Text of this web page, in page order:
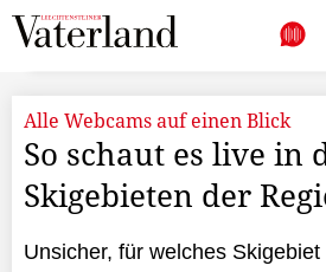
Alle Webcams auf einen Blick
So schaut es live in
Skigebieten der
Unsicher, für welches Skigebiet